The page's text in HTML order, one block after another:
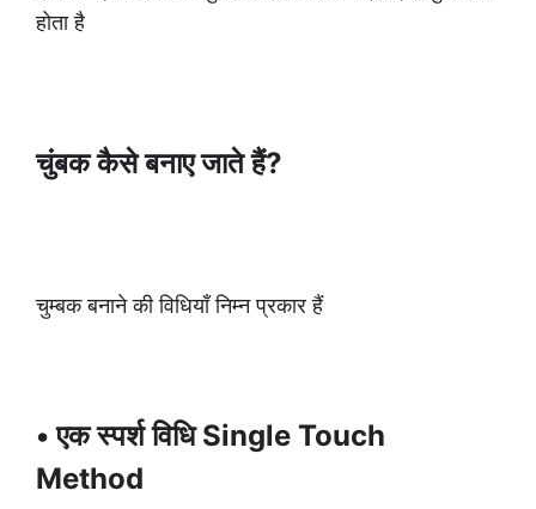
होता है
चुंबक कैसे बनाए जाते हैं?
चुम्बक बनाने की विधियाँ निम्न प्रकार हैं
• एक स्पर्श विधि Single Touch
Method